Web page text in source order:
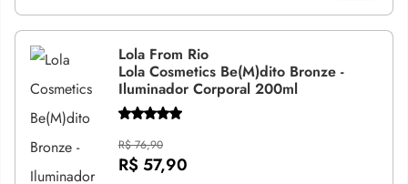
Lola From Rio
Lola Cosmetics Be(M)dito Bronze -
Iluminador Corporal 200ml
R$ 76,90
R$ 57,90